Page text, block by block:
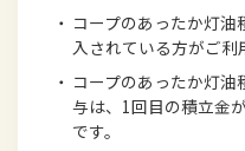
・ コープのあったか灯
入されている方がご利
・ コープのあったか灯
与は、1回目の積立金
です。